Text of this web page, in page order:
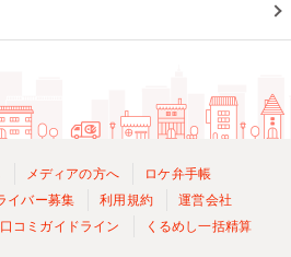
メディアの方へ
ロケ弁手帳
イバー募集
利用規約
運営会社
口コミガイドライン くるめし一括精算